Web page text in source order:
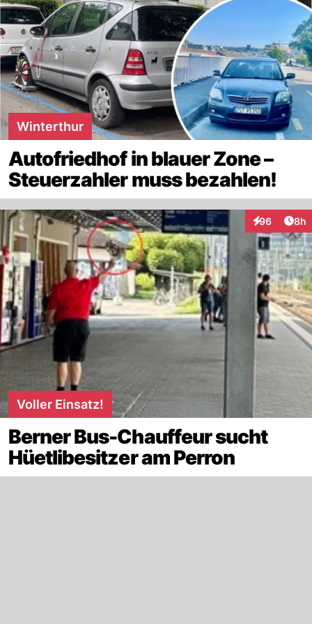
Winterthur
Autofriedhof in blauer Zone –
Steuerzahler muss bezahlen!
96
Interaktionen
8h
Voller Einsatz!
Berner Bus-Chauffeur sucht
Hüetlibesitzer am Perron